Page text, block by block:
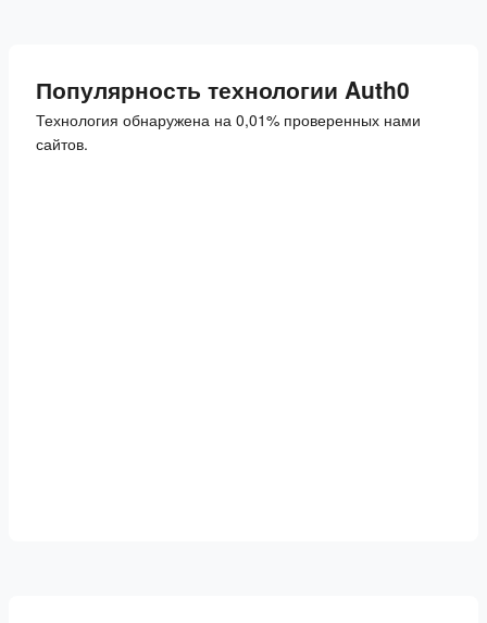
Популярность технологии Auth0
Технология обнаружена на 0,01% проверенных нами
сайтов.